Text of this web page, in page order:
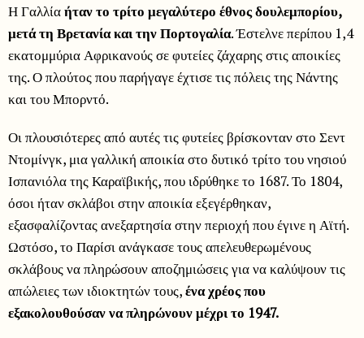
Η Γαλλίαήταν το τρίτο μεγαλύτερο έθνος δουλεμπορίου,
μετά τη Βρετανία και την Πορτογαλία. Έστελνε περίπου 1,4
εκατομμύρια Αφρικανούς σε φυτείες ζάχαρης στις αποικίες
της. Ο πλούτος που παρήγαγε έχτισε τις πόλεις της Νάντης
και του Μπορντό.
Οι πλουσιότερες από αυτές τις φυτείες βρίσκονταν στο Σεντ
Ντομίνγκ, μια γαλλική αποικία στο δυτικό τρίτο του νησιού
Ισπανιόλα της Καραϊβικής, που ιδρύθηκε το 1687. Το 1804,
όσοι ήταν σκλάβοι στην αποικία εξεγέρθηκαν,
εξασφαλίζοντας ανεξαρτησία στην περιοχή που έγινε η Αϊτή.
Ωστόσο, το Παρίσι ανάγκασε τους απελευθερωμένους
σκλάβους να πληρώσουν αποζημιώσεις για να καλύψουν τις
απώλειες των ιδιοκτητών τους,ένα χρέος που
εξακολουθούσαν να πληρώνουν μέχρι το 1947.